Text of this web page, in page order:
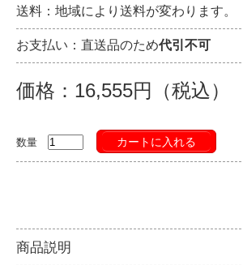
送料：地域により送料が変わります。
お支払い：直送品のため代引不可
価格：16,555円（税込）
数量 カートに入れる
商品説明